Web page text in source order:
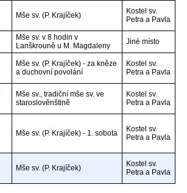
Mše sv. (P. Krajíček)
Kostel sv.
Petra a Pavla
Mše sv. v 8 hodin v
Lanškrouně u M. Magdaleny
Jiné místo
Mše sv. (P. Krajíček) - za kněze
a duchovní povolání
Kostel sv.
Petra a Pavla
Mše sv., tradiční mše sv. ve
staroslověnštině
Kostel sv.
Petra a Pavla
Mše sv. (P. Krajíček) - 1. sobota
Kostel sv.
Petra a Pavla
Mše sv. (P. Krajíček)
Kostel sv.
Petra a Pavla